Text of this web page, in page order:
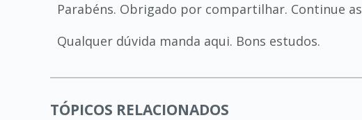
Parabéns. Obrigado por compartilhar. Continue
Qualquer dúvida manda aqui. Bons estudos.
TÓPICOS RELACIONADOS